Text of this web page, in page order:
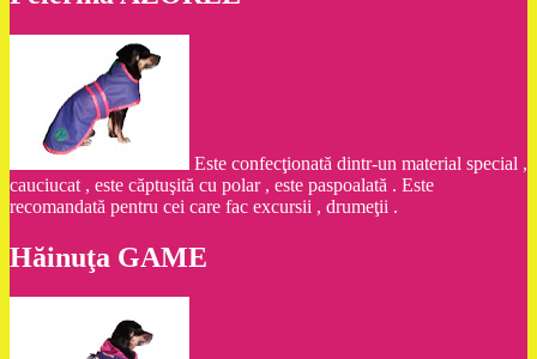
Este confecţionată dintr-un material special ,
cauciucat , este căptuşită cu polar , este paspoalată . Este
recomandată pentru cei care fac excursii , drumeţii .
Hăinuţa GAME